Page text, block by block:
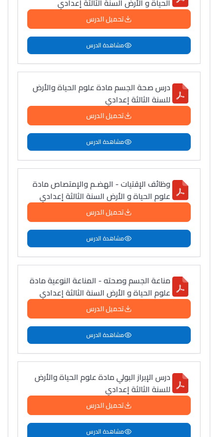
التعليم الثانوي التأهيلي
Collège au Maroc
التعليم الثانوي الإعدادي
Post-Bac
+ de 78 Sujets
Interviews/Vidéos
+ de 89 Interviews/Vidéos
دليل المهن
ما يزيد عن 149 مهنة
دليل التوجيه
Ki Derti Liha
باش تقدر تساعد الناس
يلقاو التوازن من الدّاخل
ومن الخارج، بشرى
الحياة و الأرض السنة الثالثة إعدادي
تحميل الدرس
مشاهدة الدرس
درس صحة الجسم مادة علوم الحياة والأرض
للسنة الثالثة إعدادي
تحميل الدرس
مشاهدة الدرس
وظائف الإقتيات - الهضـم والإمتصاص مادة
علوم الحياة و الأرض السنة الثالثة إعدادي
تحميل الدرس
مشاهدة الدرس
مناعة الجسم وصحته - المناعة النوعية مادة
علوم الحياة و الأرض السنة الثالثة إعدادي
تحميل الدرس
مشاهدة الدرس
درس الإبراز البولي مادة علوم الحياة والأرض
للسنة الثالثة إعدادي
تحميل الدرس
مشاهدة الدرس